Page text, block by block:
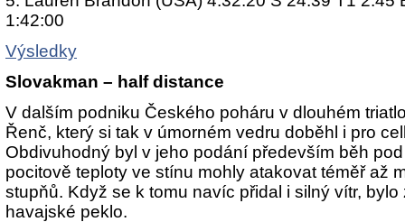
1:42:00
Výsledky
Slovakman – half distance
V dalším podniku Českého poháru v dlouhém
Řenč, který si tak v úmorném vedru doběhl i pro
Obdivuhodný byl v jeho podání především běh
pocitově teploty ve stínu mohly atakovat téměř až
stupňů. Když se k tomu navíc přidal i silný vítr, bylo
havajské peklo.